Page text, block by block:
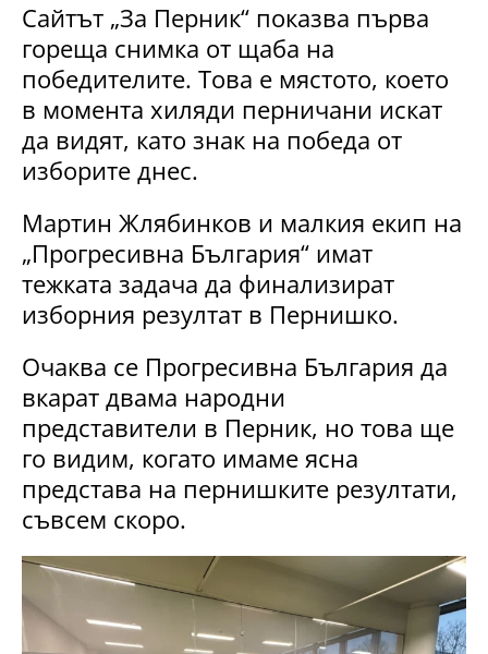
Сайтът „За Перник“ показва първа
гореща снимка от щаба на
победителите. Това е мястото, което
в момента хиляди перничани искат
да видят, като знак на победа от
изборите днес.
Мартин Жлябинков и малкия екип на
„Прогресивна България“ имат
тежката задача да финализират
изборния резултат в Пернишко.
Очаква се Прогресивна България да
вкарат двама народни
представители в Перник, но това ще
го видим, когато имаме ясна
представа на пернишките резултати,
съвсем скоро.